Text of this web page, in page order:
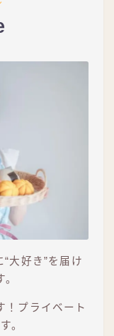
大好き”を届け
！プライベート
。